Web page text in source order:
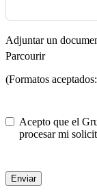
Adjuntar un
Parcourir
(Formatos
Acepto que el
procesar mi
Enviar